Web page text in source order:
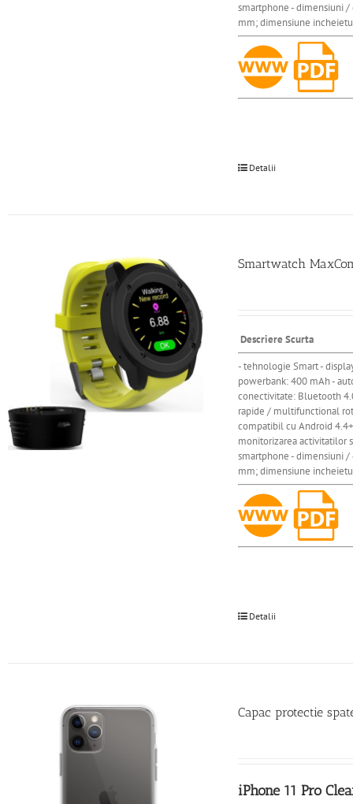
smartphone - dimensiuni
mm; dimensiune
Detalii
Smartwatch
Descriere Scurta
- tehnologie Smart -
powerbank: 400 mAh -
conectivitate: Bluetooth
rapide / multifunctional
compatibil cu Android
monitorizarea activitatilor
smartphone - dimensiuni
mm; dimensiune
Detalii
Capac protectie
iPhone 11 Pro